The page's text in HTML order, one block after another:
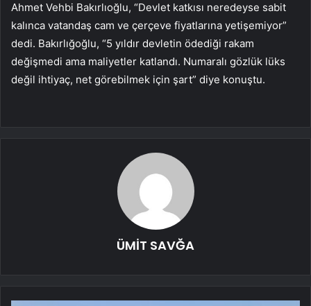
Ahmet Vehbi Bakırlıoğlu, “Devlet katkısı neredeyse sabit
kalınca vatandaş cam ve çerçeve fiyatlarına yetişemiyor”
dedi. Bakırlığoğlu, “5 yıldır devletin ödediği rakam
değişmedi ama maliyetler katlandı. Numaralı gözlük lüks
değil ihtiyaç, net görebilmek için şart” diye konuştu.
ÜMİT SAVĞA